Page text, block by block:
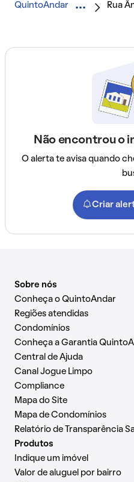
QuintoAndar Rua
Não encontrou o
O alerta te avisa quando
Criar
Sobre nós
Conheça o QuintoAndar
Regiões atendidas
Condomínios
Conheça a Garantia
Central de Ajuda
Canal Jogue Limpo
Compliance
Mapa do Site
Mapa de Condomínios
Relatório de Transparência
Produtos
Indique um imóvel
Valor de aluguel por bairro